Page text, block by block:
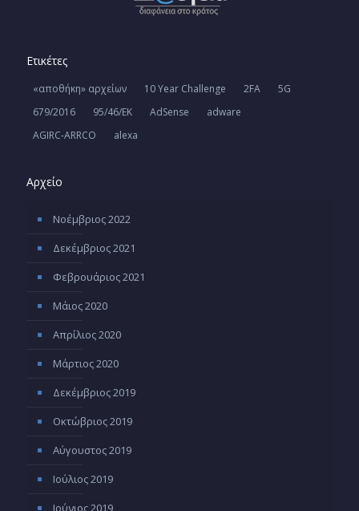
Ετικέτες
«αποθήκη» αρχείων 10 Year Challenge 2FA
5G
679/2016
95/46/ΕΚ AdSense
adware
AGIRC-ARRCO
alexa
Αρχείο
Νοέμβριος 2022
Δεκέμβριος 2021
Φεβρουάριος 2021
Μάιος 2020
Απρίλιος 2020
Μάρτιος 2020
Δεκέμβριος 2019
Οκτώβριος 2019
Αύγουστος 2019
Ιούλιος 2019
Ιούνιος 2019